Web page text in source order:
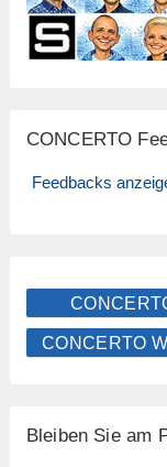
CONCERTO
Feedbacks
CONCERTO
Bleiben Sie am